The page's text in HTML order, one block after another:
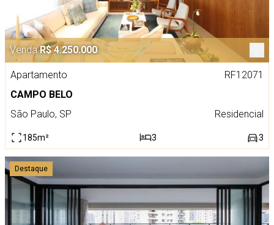
Venda R$ 4.250.000
Apartamento
RF12071
CAMPO BELO
São Paulo, SP
Residencial
185m² 3 3
Destaque